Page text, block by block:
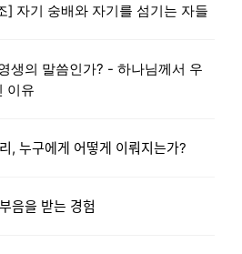
숭배와 자기를 섬기는 자들
생의 말씀인가? - 하나님께서 우
이유
누구에게 어떻게 이뤄지는가?
받는 경험